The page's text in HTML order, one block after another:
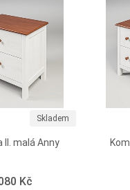
Skladem
II. malá Anny
Kč